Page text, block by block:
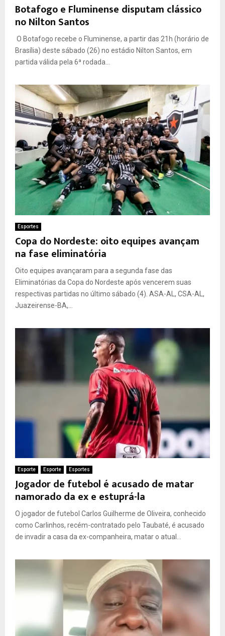
Botafogo e Fluminense disputam clássico
no Nilton Santos
O Botafogo recebe o Fluminense, a partir das 21h (horário de
Brasília) deste sábado (26) no estádio Nilton Santos, em
partida válida pela 6ª rodada...
Esportes
Copa do Nordeste: oito equipes avançam
na fase eliminatória
Oito equipes avançaram para a segunda fase das
Eliminatórias da Copa do Nordeste após vencerem suas
respectivas partidas no último sábado (4). ASA-AL, CSA-AL,
Juazeirense-BA,...
Esporte Esporte Esportes
Jogador de futebol é acusado de matar
namorado da ex e estuprá-la
O jogador de futebol Carlos Guilherme de Oliveira, conhecido
como Carlinhos, recém-contratado pelo Taubaté, é acusado
de invadir a casa da ex-companheira, matar o atual...